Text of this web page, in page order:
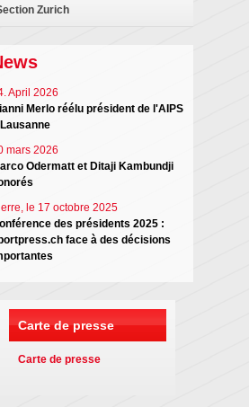
Zurich
April 2026
Merlo réélu président de l'AIPS
mars 2026
Odermatt et Ditaji Kambundji
le 17 octobre 2025
des présidents 2025 :
face à des décisions
Carte de presse
Carte de presse